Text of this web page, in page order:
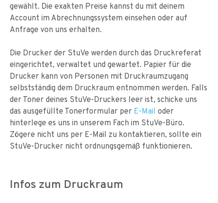
gewählt. Die exakten Preise kannst du mit deinem
Account im Abrechnungssystem einsehen oder auf
Anfrage von uns erhalten.
Die Drucker der StuVe werden durch das Druckreferat
eingerichtet, verwaltet und gewartet. Papier für die
Drucker kann von Personen mit Druckraumzugang
selbstständig dem Druckraum entnommen werden. Falls
der Toner deines StuVe-Druckers leer ist, schicke uns
das ausgefüllte Tonerformular per E-Mail oder
hinterlege es uns in unserem Fach im StuVe-Büro.
Zögere nicht uns per E-Mail zu kontaktieren, sollte ein
StuVe-Drucker nicht ordnungsgemäß funktionieren.
Infos zum Druckraum